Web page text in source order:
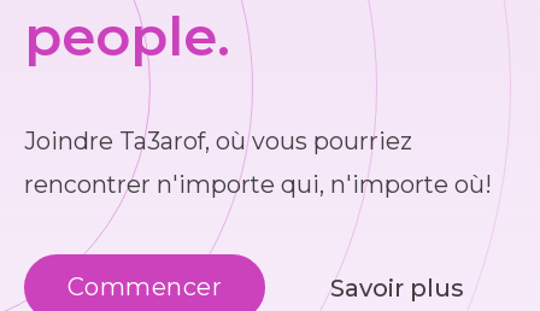
people.
Joindre Ta3arof, où vous pourriez
rencontrer n'importe qui, n'importe où!
Commencer Savoir plus